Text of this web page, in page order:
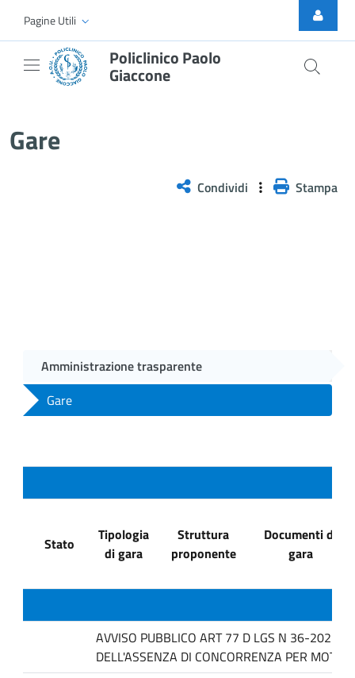
Skip to Main Content
Pagine Utili
Policlinico Paolo
Giaccone
Gare
Condividi Stampa
Amministrazione trasparente
Gare
Stato
Tipologia
di gara
Struttura
proponente
Documenti di
gara
AVVISO PUBBLICO ART 77 D LGS N 36-2023
DELL'ASSENZA DI CONCORRENZA PER MOTIVI